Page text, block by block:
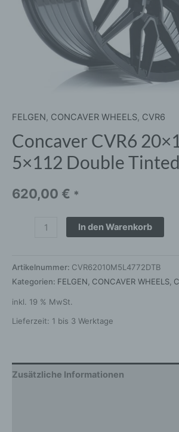
FELGEN, CONCAVER WHEELS, CVR6
Concaver CVR6
5×112 Double
620,00 € *
In den Warenkorb
Artikelnummer: CVR62010M5L4772DTB
Kategorien: FELGEN CONCAVER WHEELS
inkl. 19 % MwSt.
Lieferzeit: 1 bis 3 Werktage
Zusätzliche Informationen